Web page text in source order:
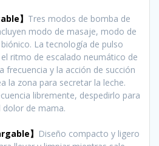
】 Tres modos de bomba de
modo de masaje, modo de
La tecnología de pulso
ritmo de escalado neumático de
frecuencia y la acción de succión
la zona para secretar la leche.
libremente, despedirlo para
dolor de mama.
】 Diseño compacto y ligero